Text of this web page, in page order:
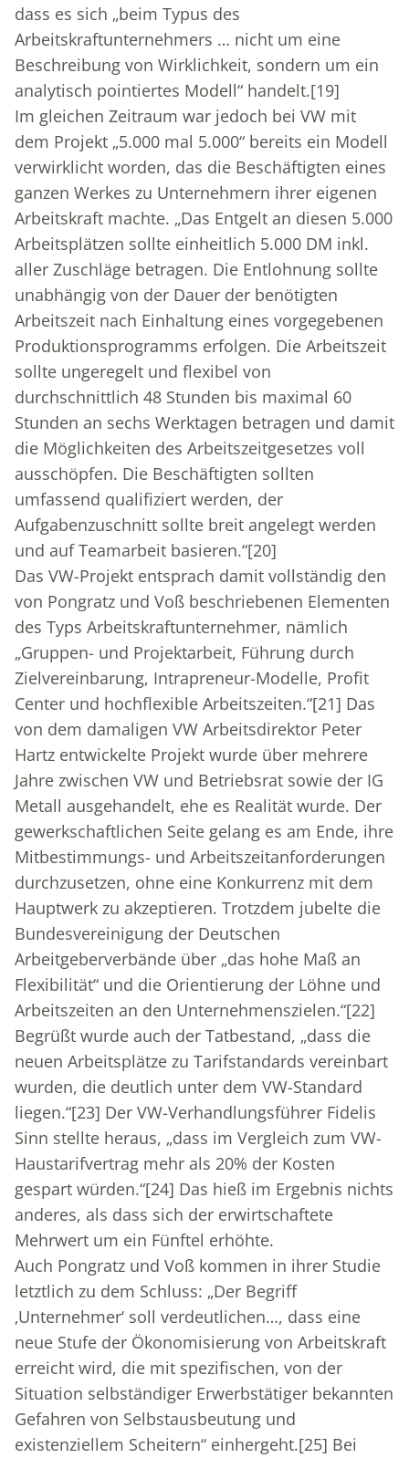
dass es sich „beim Typus des
Arbeitskraftunternehmers … nicht um eine
Beschreibung von Wirklichkeit, sondern um ein
analytisch pointiertes Modell“ handelt.[19]
Im gleichen Zeitraum war jedoch bei VW mit
dem Projekt „5.000 mal 5.000“ bereits ein Modell
verwirklicht worden, das die Beschäftigten eines
ganzen Werkes zu Unternehmern ihrer eigenen
Arbeitskraft machte. „Das Entgelt an diesen 5.000
Arbeitsplätzen sollte einheitlich 5.000 DM inkl.
aller Zuschläge betragen. Die Entlohnung sollte
unabhängig von der Dauer der benötigten
Arbeitszeit nach Einhaltung eines vorgegebenen
Produktionsprogramms erfolgen. Die Arbeitszeit
sollte ungeregelt und flexibel von
durchschnittlich 48 Stunden bis maximal 60
Stunden an sechs Werktagen betragen und damit
die Möglichkeiten des Arbeitszeitgesetzes voll
ausschöpfen. Die Beschäftigten sollten
umfassend qualifiziert werden, der
Aufgabenzuschnitt sollte breit angelegt werden
und auf Teamarbeit basieren.“[20]
Das VW-Projekt entsprach damit vollständig den
von Pongratz und Voß beschriebenen Elementen
des Typs Arbeitskraftunternehmer, nämlich
„Gruppen- und Projektarbeit, Führung durch
Zielvereinbarung, Intrapreneur-Modelle, Profit
Center und hochflexible Arbeitszeiten.“[21] Das
von dem damaligen VW Arbeitsdirektor Peter
Hartz entwickelte Projekt wurde über mehrere
Jahre zwischen VW und Betriebsrat sowie der IG
Metall ausgehandelt, ehe es Realität wurde. Der
gewerkschaftlichen Seite gelang es am Ende, ihre
Mitbestimmungs- und Arbeitszeitanforderungen
durchzusetzen, ohne eine Konkurrenz mit dem
Hauptwerk zu akzeptieren. Trotzdem jubelte die
Bundesvereinigung der Deutschen
Arbeitgeberverbände über „das hohe Maß an
Flexibilität“ und die Orientierung der Löhne und
Arbeitszeiten an den Unternehmenszielen.“[22]
Begrüßt wurde auch der Tatbestand, „dass die
neuen Arbeitsplätze zu Tarifstandards vereinbart
wurden, die deutlich unter dem VW-Standard
liegen.“[23] Der VW-Verhandlungsführer Fidelis
Sinn stellte heraus, „dass im Vergleich zum VW-
Haustarifvertrag mehr als 20% der Kosten
gespart würden.“[24] Das hieß im Ergebnis nichts
anderes, als dass sich der erwirtschaftete
Mehrwert um ein Fünftel erhöhte.
Auch Pongratz und Voß kommen in ihrer Studie
letztlich zu dem Schluss: „Der Begriff
‚Unternehmer‘ soll verdeutlichen…, dass eine
neue Stufe der Ökonomisierung von Arbeitskraft
erreicht wird, die mit spezifischen, von der
Situation selbständiger Erwerbstätiger bekannten
Gefahren von Selbstausbeutung und
existenziellem Scheitern“ einhergeht.[25] Bei